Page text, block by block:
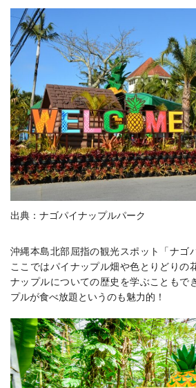
出典：ナゴパイナップルパーク
沖縄本島北部屈指の観光スポット「ナゴ
ここではパイナップル畑や色とりどりの
ナップルについての歴史を学ぶこともで
プルが食べ放題というのも魅力的！